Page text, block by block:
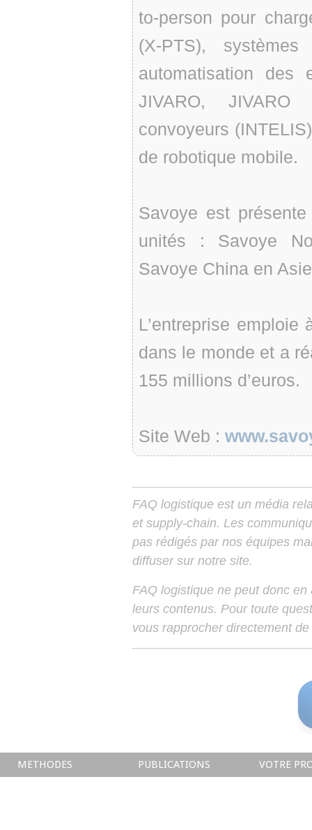
to-person pour
(X-PTS),
automatisation des
JIVARO, JIVARO
convoyeurs
de robotique mobile.
Savoye est
unités : Savoye
Savoye China en
L’entreprise
dans le monde et a
155 millions d’euros.
Site Web :
FAQ logistique est un média
et supply-chain. Les
pas rédigés par nos équipes
diffuser sur notre site.
FAQ logistique ne peut donc
leurs contenus. Pour toute
vous rapprocher directement
METHODES PUBLICATIONS VOTRE